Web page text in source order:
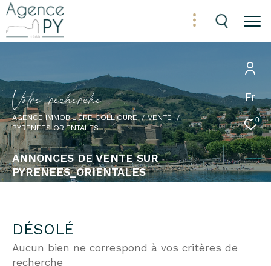
Fr
0
Votre recherche
AGENCE IMMOBILIÈRE COLLIOURE
VENTE
PYRENEES ORIENTALES
ANNONCES DE VENTE SUR
PYRENEES_ORIENTALES
DÉSOLÉ
Aucun bien ne correspond à vos critères de
recherche